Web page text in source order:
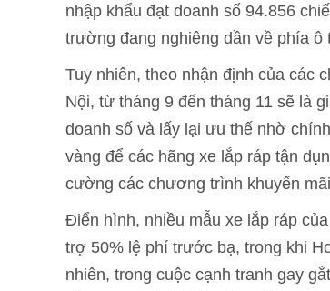
nhập khẩu đạt doanh số 94.856
trường đang nghiêng dần về phía ô
Tuy nhiên, theo nhận định của các
Nội, từ tháng 9 đến tháng 11 sẽ là
doanh số và lấy lại ưu thế nhờ
vàng để các hãng xe lắp ráp tận
cường các chương trình khuyến
Điển hình, nhiều mẫu xe lắp ráp
trợ 50% lệ phí trước bạ, trong khi
nhiên, trong cuộc cạnh tranh gay